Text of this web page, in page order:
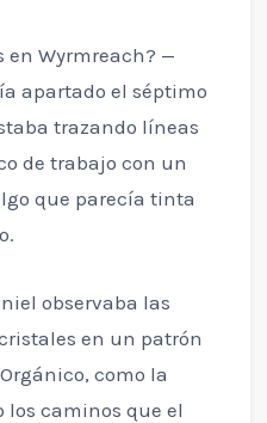
en Wyrmreach? —
apartado el séptimo
trazando líneas
de trabajo con un
que parecía tinta
observaba las
en un patrón
como la
los caminos que el